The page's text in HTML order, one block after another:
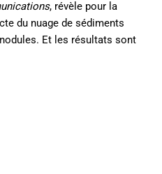
, révèle pour la
du nuage de sédiments
Et les résultats sont